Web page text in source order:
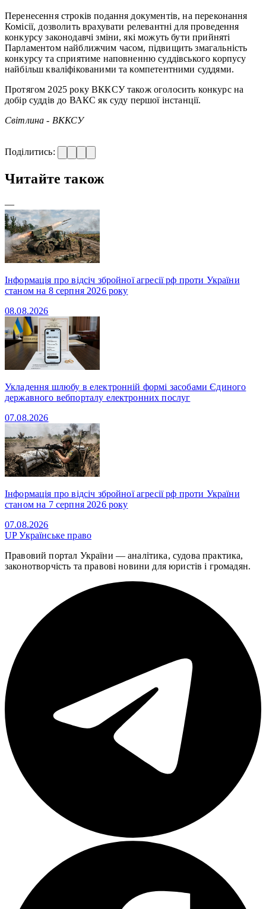
Перенесення строків подання документів, на переконання
Комісії, дозволить врахувати релевантні для проведення
конкурсу законодавчі зміни, які можуть бути прийняті
Парламентом найближчим часом, підвищить змагальність
конкурсу та сприятиме наповненню суддівського корпусу
найбільш кваліфікованими та компетентними суддями.
Протягом 2025 року ВККСУ також оголосить конкурс на
добір суддів до ВАКС як суду першої інстанції.
Світлина - ВККСУ
Поділитись:
Читайте також
—
Інформація про відсіч збройної агресії рф проти України
станом на 8 серпня 2026 року
08.08.2026
Укладення шлюбу в електронній формі засобами Єдиного
державного вебпорталу електронних послуг
07.08.2026
Інформація про відсіч збройної агресії рф проти України
станом на 7 серпня 2026 року
07.08.2026
UPУкраїнське право
Правовий портал України — аналітика, судова практика,
законотворчість та правові новини для юристів і громадян.